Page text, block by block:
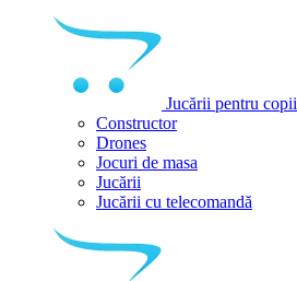
Jucării pentru copii
Constructor
Drones
Jocuri de masa
Jucării
Jucării cu telecomandă